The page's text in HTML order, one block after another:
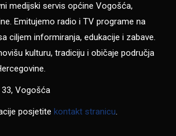
medijski servis općine Vogošća,
Emitujemo radio i TV programe na
ciljem informiranja, edukacije i zabave.
kulturu, tradiciju i običaje područja
Vogošća
posjetite kontakt stranicu.